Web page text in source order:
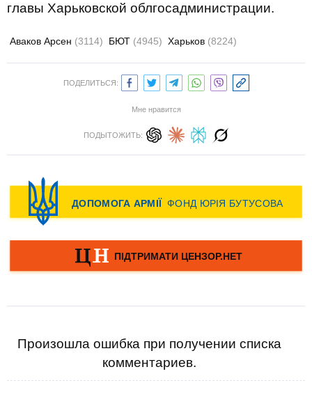
главы Харьковской облгосадминистрации.
Аваков Арсен (3114) БЮТ (4945) Харьков (8224)
ПОДЕЛИТЬСЯ:
Мне нравится
ПОДЫТОЖИТЬ:
Произошла ошибка при получении списка
комментариев.